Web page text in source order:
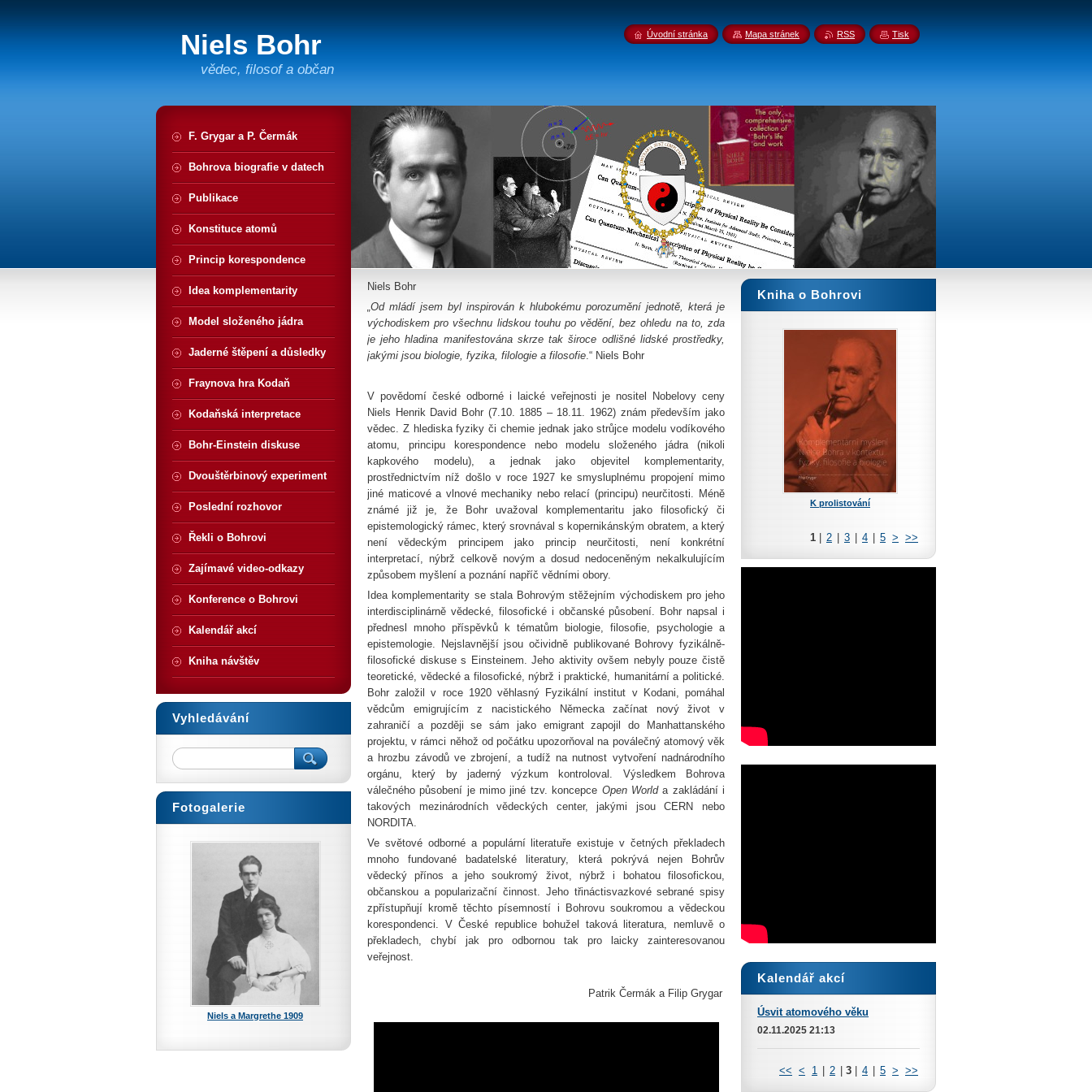
Niels Bohr
vědec, filosof a občan
Niels Bohr
„Od mládí jsem byl inspirován k hlubokému porozumění jednotě, která je
východiskem pro všechnu lidskou touhu po vědění, bez ohledu na to, zda
je jeho hladina manifestována skrze tak široce odlišné lidské prostředky,
jakými jsou biologie, fyzika, filologie a filosofie.“ Niels Bohr
V povědomí české odborné i laické veřejnosti je nositel Nobelovy ceny
Niels Henrik David Bohr (7.10. 1885 – 18.11. 1962) znám především jako
vědec. Z hlediska fyziky či chemie jednak jako strůjce modelu vodíkového
atomu, principu korespondence nebo modelu složeného jádra (nikoli
kapkového modelu), a jednak jako objevitel komplementarity,
prostřednictvím níž došlo v roce 1927 ke smysluplnému propojení mimo
jiné maticové a vlnové mechaniky nebo relací (principu) neurčitosti. Méně
známé již je, že Bohr uvažoval komplementaritu jako filosofický či
epistemologický rámec, který srovnával s kopernikánským obratem, a který
není vědeckým principem jako princip neurčitosti, není konkrétní
interpretací, nýbrž celkově novým a dosud nedoceněným nekalkulujícím
způsobem myšlení a poznání napříč vědními obory.
Idea komplementarity se stala Bohrovým stěžejním východiskem pro jeho
interdisciplinárně vědecké, filosofické i občanské působení. Bohr napsal i
přednesl mnoho příspěvků k tématům biologie, filosofie, psychologie a
epistemologie. Nejslavnější jsou očividně publikované Bohrovy fyzikálně-
filosofické diskuse s Einsteinem. Jeho aktivity ovšem nebyly pouze čistě
teoretické, vědecké a filosofické, nýbrž i praktické, humanitární a politické.
Bohr založil v roce 1920 věhlasný Fyzikální institut v Kodani, pomáhal
vědcům emigrujícím z nacistického Německa začínat nový život v
zahraničí a později se sám jako emigrant zapojil do Manhattanského
projektu, v rámci něhož od počátku upozorňoval na poválečný atomový věk
a hrozbu závodů ve zbrojení, a tudíž na nutnost vytvoření nadnárodního
orgánu, který by jaderný výzkum kontroloval. Výsledkem Bohrova
válečného působení je mimo jiné tzv. koncepce Open Worlda zakládání i
takových mezinárodních vědeckých center, jakými jsou CERN nebo
NORDITA.
Ve světové odborné a populární literatuře existuje v četných překladech
mnoho fundované badatelské literatury, která pokrývá nejen Bohrův
vědecký přínos a jeho soukromý život, nýbrž i bohatou filosofickou,
občanskou a popularizační činnost. Jeho třináctisvazkové sebrané spisy
zpřístupňují kromě těchto písemností i Bohrovu soukromou a vědeckou
korespondenci. V České republice bohužel taková literatura, nemluvě o
překladech, chybí jak pro odbornou tak pro laicky zainteresovanou
veřejnost.
Patrik Čermák a Filip Grygar
Kniha o Bohrovi
K prolistování
1 2 3 4 5 > >>
Kalendář akcí
Úsvit atomového věku
02.11.2025 21:13
<< < 1 2 3 4 5 > >>
F. Grygar a P. Čermák
Bohrova biografie v datech
Publikace
Konstituce atomů
Princip korespondence
Idea komplementarity
Model složeného jádra
Jaderné štěpení a důsledky
Fraynova hra Kodaň
Kodaňská interpretace
Bohr-Einstein diskuse
Dvouštěrbinový experiment
Poslední rozhovor
Řekli o Bohrovi
Zajímavé video-odkazy
Konference o Bohrovi
Kalendář akcí
Kniha návštěv
Vyhledávání
Fotogalerie
Niels a Margrethe 1909
Úvodní stránka Mapa stránek RSS Tisk